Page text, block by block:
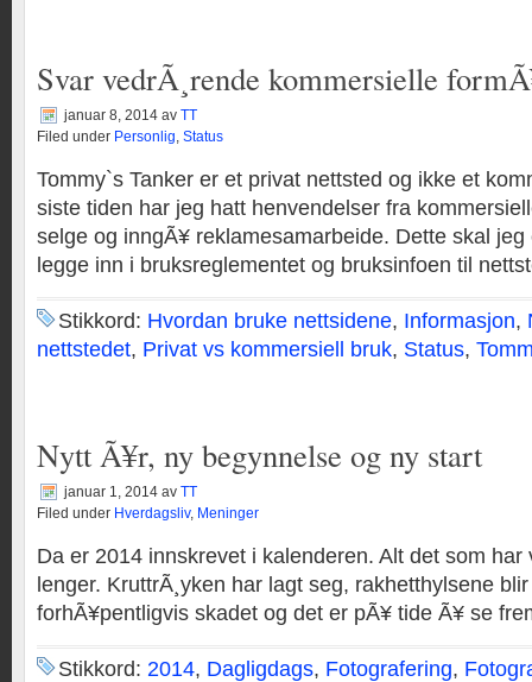
Svar vedrÃ¸rende kommersielle
januar 8, 2014 av TT
Filed under Personlig, Status
Tommy`s Tanker er et privat nettsted og ikke et
siste tiden har jeg hatt henvendelser fra
selge og inngÃ¥ reklamesamarbeide. Dette skal
legge inn i bruksreglementet og bruksinfoen til
Stikkord: Hvordan bruke nettsidene, Informasjon,
nettstedet, Privat vs kommersiell bruk, Status,
Nytt Ã¥r, ny begynnelse og ny start
januar 1, 2014 av TT
Filed under Hverdagsliv, Meninger
Da er 2014 innskrevet i kalenderen. Alt det som har
lenger. KruttrÃ¸yken har lagt seg, rakhetthylsene
forhÃ¥pentligvis skadet og det er pÃ¥ tide Ã¥ se
Stikkord: 2014, Dagligdags, Fotografering,